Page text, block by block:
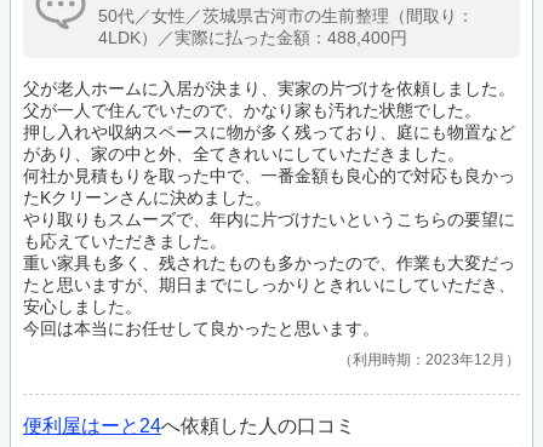
50代／女性／茨城県古河市の生前整理（間取り：
4LDK）／実際に払った金額：488,400円
父が老人ホームに入居が決まり、実家の片づけを依頼しました。
父が一人で住んでいたので、かなり家も汚れた状態でした。
押し入れや収納スペースに物が多く残っており、庭にも物置など
があり、家の中と外、全てきれいにしていただきました。
何社か見積もりを取った中で、一番金額も良心的で対応も良かっ
たKクリーンさんに決めました。
やり取りもスムーズで、年内に片づけたいというこちらの要望に
も応えていただきました。
重い家具も多く、残されたものも多かったので、作業も大変だっ
たと思いますが、期日までにしっかりときれいにしていただき、
安心しました。
今回は本当にお任せして良かったと思います。
利用時期：2023年12月
便利屋はーと24へ依頼した人の口コミ